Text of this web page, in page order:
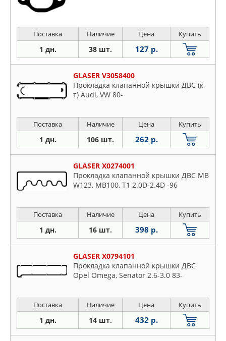
Поставка Наличие Цена Купить
1 дн. 38 шт. 127 р.
GLASER V3058400
Прокладка клапанной крышки ДВС (к-
т) Audi, VW 80-
Поставка Наличие Цена Купить
1 дн. 106 шт. 262 р.
GLASER X0274001
Прокладка клапанной крышки ДВС MB
W123, MB100, T1 2.0D-2.4D -96
Поставка Наличие Цена Купить
1 дн. 16 шт. 398 р.
GLASER X0794101
Прокладка клапанной крышки ДВС
Opel Omega, Senator 2.6-3.0 83-
Поставка Наличие Цена Купить
1 дн. 14 шт. 432 р.